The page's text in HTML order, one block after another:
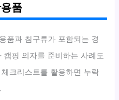
품
품과 침구류가 포함되는 경
핑 의자를 준비하는 사례도
크리스트를 활용하면 누락